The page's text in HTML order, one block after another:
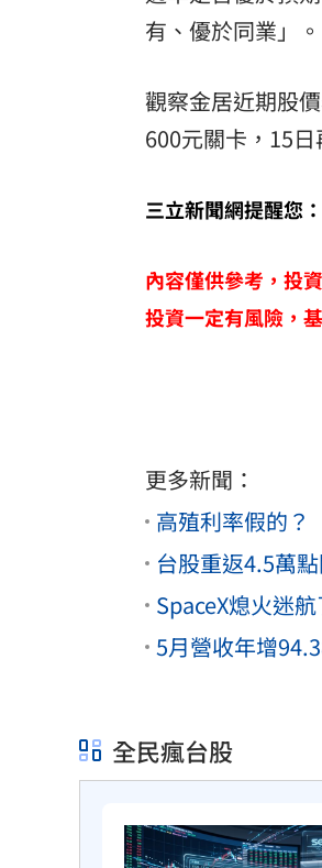
有、優於同業」。
觀察金居近期股
600元關卡，15
三立新聞網提醒您：
內容僅供參考，投
投資一定有風險，
更多新聞：
高殖利率假的
台股重返4.5萬
SpaceX熄火迷
5月營收年增
全民瘋台股